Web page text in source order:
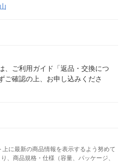
、ご利用ガイド「返品・交換につ
ご確認の上、お申し込みくださ
に最新の商品情報を表示するよう努めて
、商品規格・仕様（容量、パッケージ、